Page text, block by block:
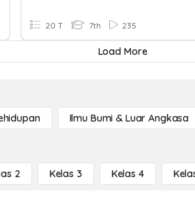
20 T 7th 235
Load More
Ilmu Bumi & Luar Angkasa
2 Kelas 3 Kelas 4